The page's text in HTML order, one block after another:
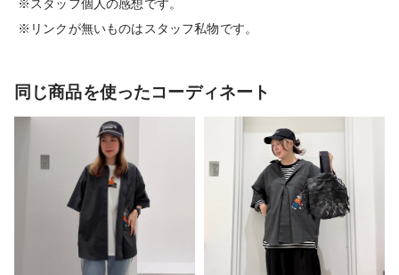
※スタッフ個人の感想です。
※リンクが無いものはスタッフ私物です。
同じ商品を使ったコーディネート